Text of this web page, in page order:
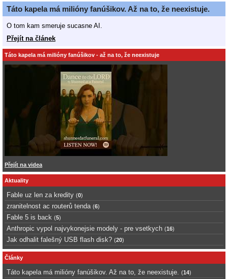
Táto kapela má milióny fanúšikov. Až na to, že neexistuje.
O tom kam smeruje sucasne AI.
Přejít na článek
Táto kapela má milióny fanúšikov - až na to, že neexistuje
Přejít na videa
Aktuality
Fable uz len za kredity (0)
zranitelnost ac routerů tenda (6)
Fable 5 is back (5)
Anthropic vypol najvykonejsie modely - pre vsetkych (16)
Jak odhalit falešný USB flash disk? (20)
Články
Táto kapela má milióny fanúšikov. Až na to, že neexistuje. (14)